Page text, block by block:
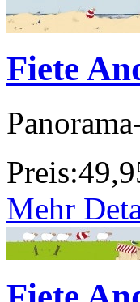
Fiete
Preis:
Mehr